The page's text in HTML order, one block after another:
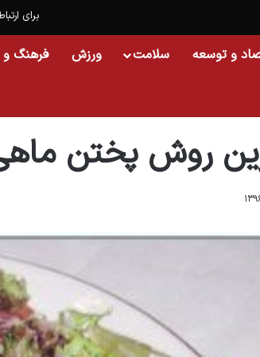
برای
و توسعه سلامت ورزش فرهنگ و
روش پختن